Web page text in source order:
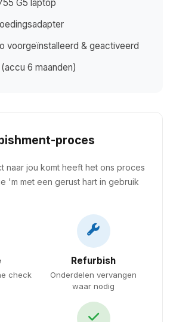
G5 laptop
voorgeïnstalleerd & geactiveerd
6 maanden)
proces
naar jou komt heeft het ons proces
'm met een gerust hart in gebruik
check
Refurbish
Onderdelen vervangen
waar nodig